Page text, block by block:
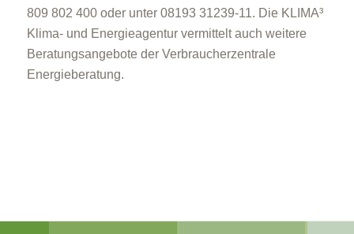
809 802 400 oder unter 08193 31239-11. Die KLIMA³
Klima- und Energieagentur vermittelt auch weitere
Beratungsangebote der Verbraucherzentrale
Energieberatung.